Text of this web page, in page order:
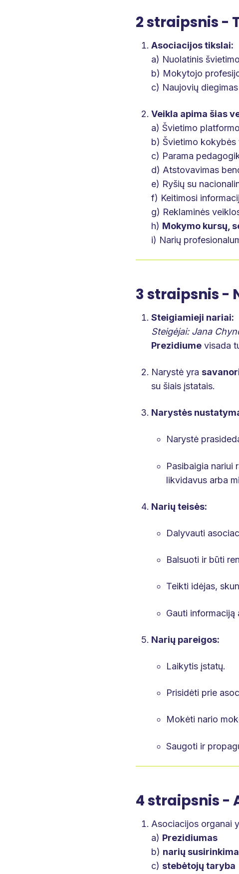
2 straipsnis -
Asociacijos tikslai:
a) Nuolatinis
b) Mokytojo
c) Naujovių
Veikla apima šias
a) Švietimo
b) Švietimo kokybės
c) Parama
d) Atstovavimas
e) Ryšių su
f) Keitimosi
g) Reklaminės
h) Mokymo kursų,
i) Narių
3 straipsnis -
Steigiamieji nariai:
Steigėjai: Jana
Prezidiumevisada
Narystė yra
su šiais įstatais.
Narystės
Narystė
Pasibaigia nariui
likvidavus arba
Narių teisės:
Dalyvauti
Balsuoti ir būti
Teikti idėjas,
Gauti informaciją
Narių pareigos:
Laikytis įstatų.
Prisidėti prie
Mokėti nario
Saugoti ir
4 straipsnis -
Asociacijos organai
a) Prezidiumas
b) narių
c) stebėtojų taryba